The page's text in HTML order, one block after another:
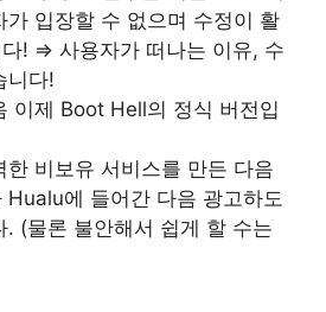
가 입장할 수 없으며 수정이 활
! ⇒ 사용자가 떠나는 이유, 수
니다!
이제 Boot Hell의 정식 버전입
한 비보유 서비스를 만든 다음
Hualu에 들어간 다음 광고하도
. (물론 불안해서 쉽게 할 수는